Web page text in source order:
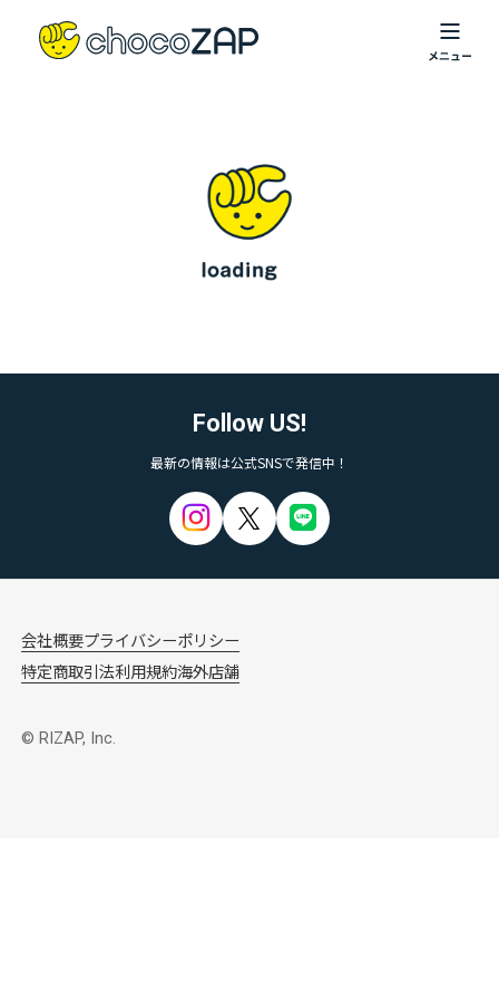
Follow US!
最新の情報は公式SNSで発信中！
会社概要プライバシーポリシー
特定商取引法利用規約海外店舗
© RIZAP, Inc.